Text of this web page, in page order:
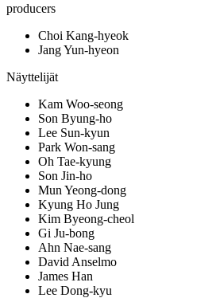
producers
Choi Kang-hyeok
Jang Yun-hyeon
Näyttelijät
Kam Woo-seong
Son Byung-ho
Lee Sun-kyun
Park Won-sang
Oh Tae-kyung
Son Jin-ho
Mun Yeong-dong
Kyung Ho Jung
Kim Byeong-cheol
Gi Ju-bong
Ahn Nae-sang
David Anselmo
James Han
Lee Dong-kyu